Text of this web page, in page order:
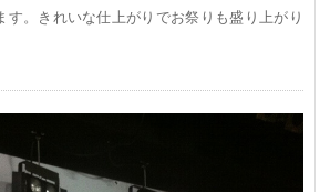
す。きれいな仕上がりでお祭りも盛り上がり